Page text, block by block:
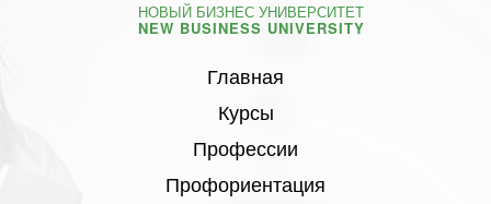
НОВЫЙ БИЗНЕС УНИВЕРСИТЕТ
NEW BUSINESS UNIVERSITY
Главная
Курсы
Профессии
Профориентация